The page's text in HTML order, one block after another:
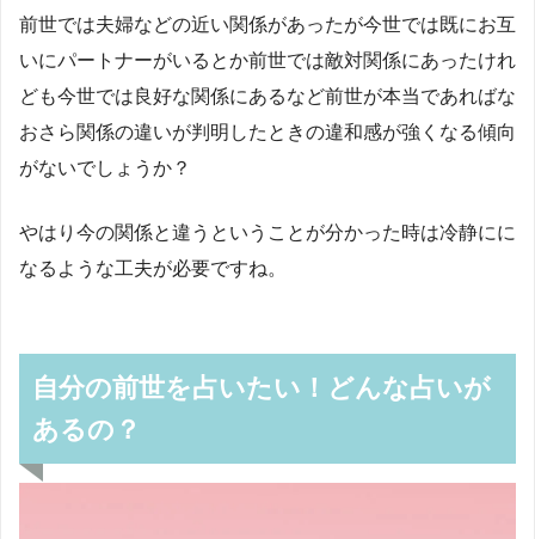
前世では夫婦などの近い関係があったが今世では既にお互
いにパートナーがいるとか前世では敵対関係にあったけれ
ども今世では良好な関係にあるなど前世が本当であればな
おさら関係の違いが判明したときの違和感が強くなる傾向
がないでしょうか？
やはり今の関係と違うということが分かった時は冷静にに
なるような工夫が必要ですね。
自分の前世を占いたい！どんな占いが
あるの？